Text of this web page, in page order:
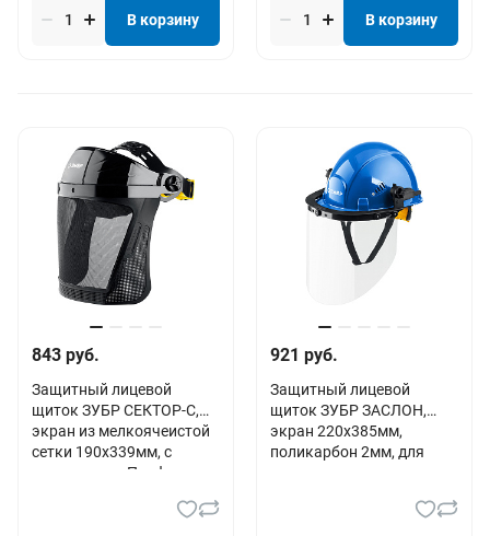
В корзину В корзину
843 руб.
Защитный лицевой
щиток ЗУБР СЕКТОР-С,
экран из мелкоячеистой
сетки 190х339мм, с
храповиком, Професси
921 руб.
Защитный лицевой
щиток ЗУБР ЗАСЛОН,
экран 220х385мм,
поликарбон 2мм, для